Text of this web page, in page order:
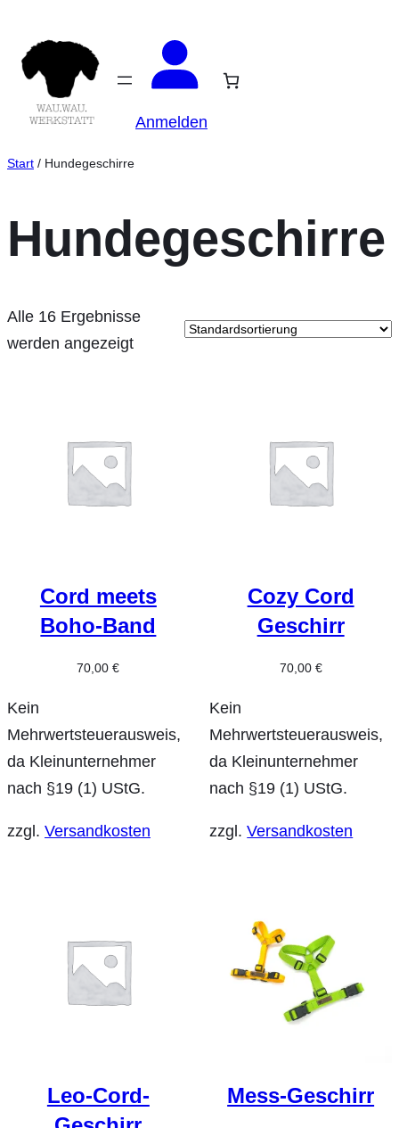
Inhalt
springen
Anmelden
Start / Hundegeschirre
Hundegeschirre
Alle 16 Ergebnisse
werden angezeigt
Cord meets
Boho-Band
70,00€
Kein
Mehrwertsteuerausweis,
da Kleinunternehmer
nach §19 (1) UStG.
zzgl. Versandkosten
Cozy Cord
Geschirr
70,00 €
Kein
Mehrwertsteuerausweis,
da Kleinunternehmer
nach §19 (1) UStG.
zzgl.Versandkosten
Leo-Cord-
Mess-Geschirr